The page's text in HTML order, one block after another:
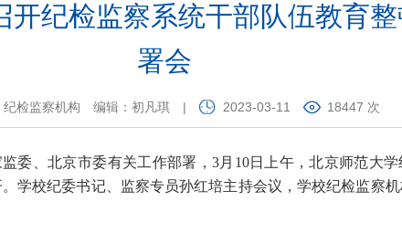
开纪检监察系统干部队伍教育
署会
检监察机构 编辑：初凡琪 | 2023-03-11 18447 次
委、北京市委有关工作部署，3月10日上午，北京师范大
学校纪委书记、监察专员孙红培主持会议，学校纪检监察